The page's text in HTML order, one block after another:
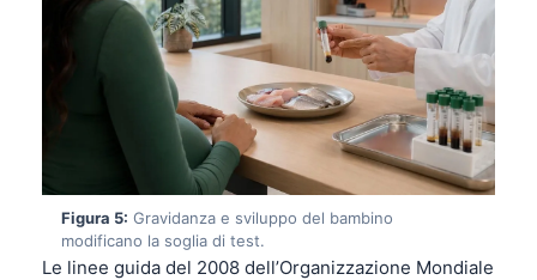
Figura 5: Gravidanza e sviluppo del bambino
modificano la soglia di test.
Le linee guida del 2008 dell’Organizzazione Mondiale